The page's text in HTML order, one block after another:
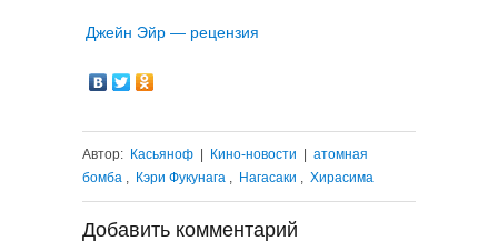
Джейн Эйр — рецензия
Автор: Касьяноф Кино-новости
атомная
бомба , Кэри Фукунага , Нагасаки , Хирасима
Добавить комментарий